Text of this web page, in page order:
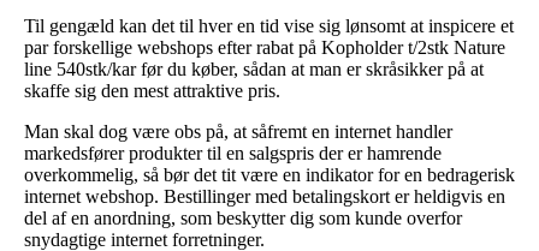
Til gengæld kan det til hver en tid vise sig lønsomt at inspicere et
par forskellige webshops efter rabat på Kopholder t/2stk Nature
line 540stk/kar før du køber, sådan at man er skråsikker på at
skaffe sig den mest attraktive pris.
Man skal dog være obs på, at såfremt en internet handler
markedsfører produkter til en salgspris der er hamrende
overkommelig, så bør det tit være en indikator for en bedragerisk
internet webshop. Bestillinger med betalingskort er heldigvis en
del af en anordning, som beskytter dig som kunde overfor
snydagtige internet forretninger.